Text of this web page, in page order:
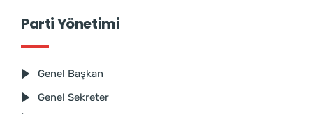
Parti Yönetimi
Genel Başkan
Genel Sekreter